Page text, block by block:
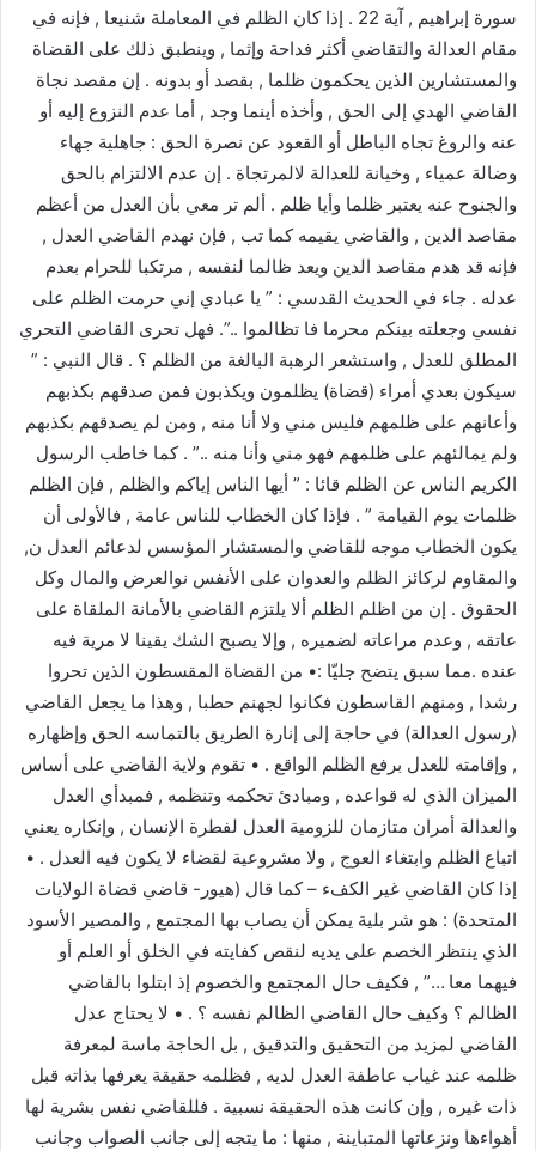
سورة إبراهيم , آية 22 . إذا كان الظلم في المعاملة شنيعا , فإنه في
مقام العدالة والتقاضي أكثر فداحة وإثما , وينطبق ذلك على القضاة
والمستشارين الذين يحكمون ظلما , بقصد أو بدونه . إن مقصد نجاة
القاضي الهدي إلى الحق , وأخذه أينما وجد , أما عدم النزوع إليه أو
عنه والروغ تجاه الباطل أو القعود عن نصرة الحق : جاهلية جهاء
وضالة عمياء , وخيانة للعدالة لالمرتجاة . إن عدم الالتزام بالحق
والجنوح عنه يعتبر ظلما وأيا ظلم . ألم تر معي بأن العدل من أعظم
مقاصد الدين , والقاضي يقيمه كما تب , فإن نهدم القاضي العدل ,
فإنه قد هدم مقاصد الدين ويعد ظالما لنفسه , مرتكبا للحرام بعدم
عدله . جاء في الحديث القدسي : ” يا عبادي إني حرمت الظلم على
نفسي وجعلته بينكم محرما فا تظالموا ..”. فهل تحرى القاضي التحري
المطلق للعدل , واستشعر الرهبة البالغة من الظلم ؟ . قال النبي : ”
سيكون بعدي أمراء (قضاة) يظلمون ويكذبون فمن صدقهم بكذبهم
وأعانهم على ظلمهم فليس مني ولا أنا منه , ومن لم يصدقهم بكذبهم
ولم يمالئهم على ظلمهم فهو مني وأنا منه ..” . كما خاطب الرسول
الكريم الناس عن الظلم قائا : ” أيها الناس إياكم والظلم , فإن الظلم
ظلمات يوم القيامة ” . فإذا كان الخطاب للناس عامة , فالأولى أن
يكون الخطاب موجه للقاضي والمستشار المؤسس لدعائم العدل ن,
والمقاوم لركائز الظلم والعدوان على الأنفس نوالعرض والمال وكل
الحقوق . إن من اظلم الظلم ألا يلتزم القاضي بالأمانة الملقاة على
عاتقه , وعدم مراعاته لضميره , وإلا يصبح الشك يقينا لا مرية فيه
عنده .مما سبق يتضح جليّا :• من القضاة المقسطون الذين تحروا
رشدا , ومنهم القاسطون فكانوا لجهنم حطبا , وهذا ما يجعل القاضي
(رسول العدالة) في حاجة إلى إنارة الطريق بالتماسه الحق وإظهاره
, وإقامته للعدل برفع الظلم الواقع . • تقوم ولاية القاضي على أساس
الميزان الذي له قواعده , ومبادئ تحكمه وتنظمه , فمبدأي العدل
والعدالة أمران متازمان للزومية العدل لفطرة الإنسان , وإنكاره يعني
اتباع الظلم وابتغاء العوج , ولا مشروعية لقضاء لا يكون فيه العدل . •
إذا كان القاضي غير الكفء – كما قال (هيور- قاضي قضاة الولايات
المتحدة) : هو شر بلية يمكن أن يصاب بها المجتمع , والمصير الأسود
الذي ينتظر الخصم على يديه لنقص كفايته في الخلق أو العلم أو
فيهما معا …” , فكيف حال المجتمع والخصوم إذ ابتلوا بالقاضي
الظالم ؟ وكيف حال القاضي الظالم نفسه ؟ . • لا يحتاج عدل
القاضي لمزيد من التحقيق والتدقيق , بل الحاجة ماسة لمعرفة
ظلمه عند غياب عاطفة العدل لديه , فظلمه حقيقة يعرفها بذاته قبل
ذات غيره , وإن كانت هذه الحقيقة نسبية . فللقاضي نفس بشرية لها
أهواءها ونزعاتها المتباينة , منها : ما يتجه إلى جانب الصواب وجانب